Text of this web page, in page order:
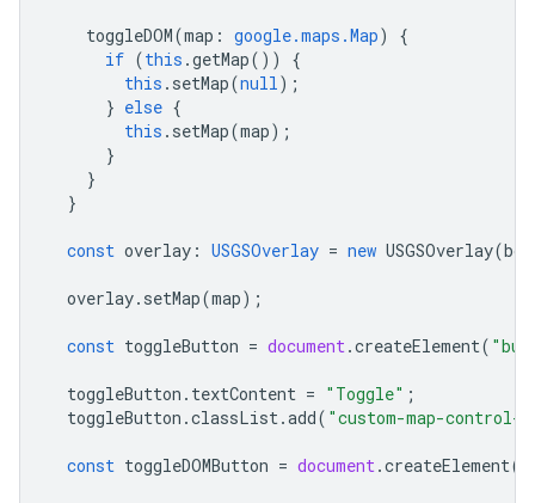
toggleDOM(map : google.maps.Map)
{
if (this .getMap())
{
this . setMap(null);
} else {
this . setMap(map);
}
}
}
const overlay : USGSOverlay = new USGSOverlay(
overlay. setMap(map);
const toggleButton = document.createElement(
toggleButton . textContent = "Toggle" ;
toggleButton .classList.add( "custom-map-control-
const toggleDOMButton = document.createElement(